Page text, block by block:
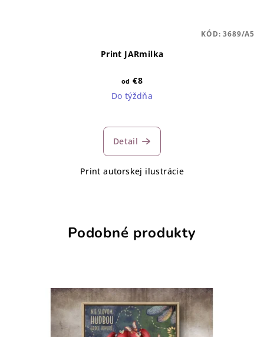
Print JARmilka
od €8
Do týždňa
Detail
Print autorskej ilustrácie
KÓD:3689/A5
Podobné produkty